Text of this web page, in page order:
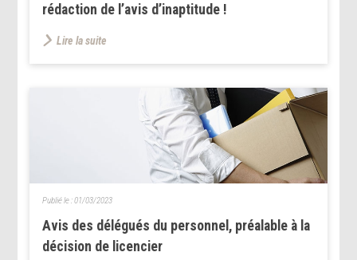
rédaction de l’avis d’inaptitude !
Lire la suite
Avis des délégués du personnel, préalable à la
décision de licencier
Publié le :01/03/2023